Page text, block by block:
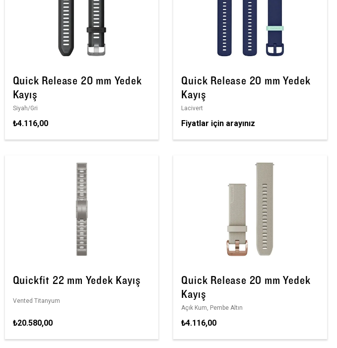
Quick Release 20 mm Yedek
Kayış
Siyah/Gri
₺4.116,00
Quick Release 20 mm Yedek
Kayış
Lacivert
Fiyatlar için arayınız
Quickfit 22 mm Yedek Kayış
Vented Titanyum
₺20.580,00
Quick Release 20 mm Yedek
Kayış
Açık Kum, Pembe Altın
₺4.116,00